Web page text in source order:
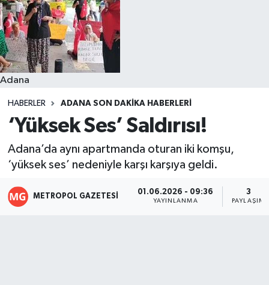
Adana
HABERLER ADANA SON DAKIKA HABERLERI
‘Yüksek Ses’ Saldırısı!
Adana’da aynı apartmanda oturan iki komşu,
‘yüksek ses’ nedeniyle karşı karşıya geldi.
METROPOL GAZETESI 01.06.2026 - 09:36
YAYINLANMA
3
PAYLAŞIM
Resmi İlanlar